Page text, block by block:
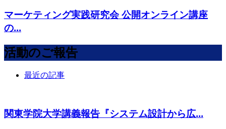
マーケティング実践研究会 公開オンライン講座
の...
活動のご報告
最近の記事
関東学院大学講義報告『システム設計から広...